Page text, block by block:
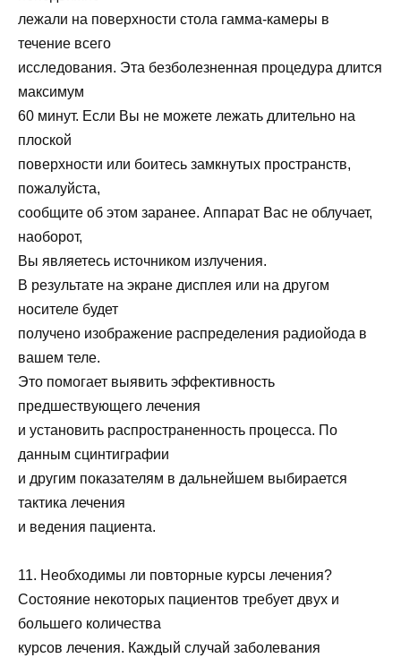
лежали на поверхности стола гамма-камеры в
течение всего
исследования. Эта безболезненная процедура длится
максимум
60 минут. Если Вы не можете лежать длительно на
плоской
поверхности или боитесь замкнутых пространств,
пожалуйста,
сообщите об этом заранее. Аппарат Вас не облучает,
наоборот,
Вы являетесь источником излучения.
В результате на экране дисплея или на другом
носителе будет
получено изображение распределения радиойода в
вашем теле.
Это помогает выявить эффективность
предшествующего лечения
и установить распространенность процесса. По
данным сцинтиграфии
и другим показателям в дальнейшем выбирается
тактика лечения
и ведения пациента.
11. Необходимы ли повторные курсы лечения?
Состояние некоторых пациентов требует двух и
большего количества
курсов лечения. Каждый случай заболевания